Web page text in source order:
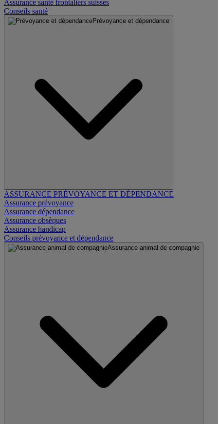
Assurance santé frontaliers suisses
Conseils santé
Prévoyance et dépendance
ASSURANCE PRÉVOYANCE ET DÉPENDANCE
Assurance prévoyance
Assurance dépendance
Assurance obsèques
Assurance handicap
Conseils prévoyance et dépendance
Assurance animal de compagnie